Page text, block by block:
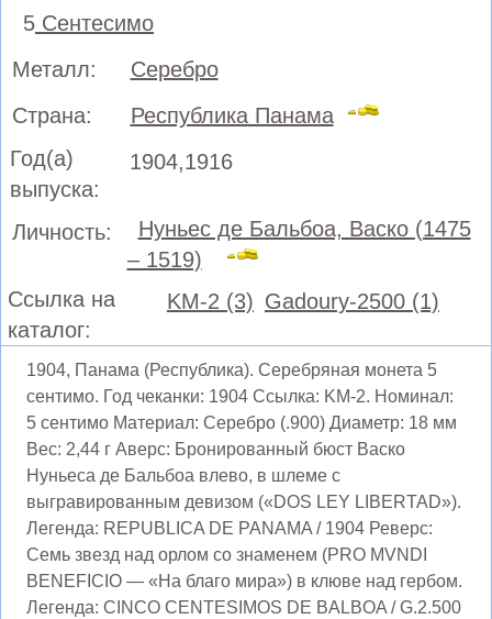
5 Сентесимо
Металл:
Серебро
Страна:
Республика Панама
Год(а)
выпуска:
1904,1916
Личность:
Нуньес де Бальбоа, Васко (1475
– 1519)
Ссылка на
каталог:
KM-2 (3) Gadoury-2500 (1)
1904, Панама (Республика). Серебряная монета 5
сентимо. Год чеканки: 1904 Ссылка: KM-2. Номинал:
5 сентимо Материал: Серебро (.900) Диаметр: 18 мм
Вес: 2,44 г Аверс: Бронированный бюст Васко
Нуньеса де Бальбоа влево, в шлеме с
выгравированным девизом («DOS LEY LIBERTAD»).
Легенда: REPUBLICA DE PANAMA / 1904 Реверс:
Семь звезд над орлом со знаменем (PRO MVNDI
BENEFICIO — «На благо мира») в клюве над гербом.
Легенда: CINCO CENTESIMOS DE BALBOA / G.2.500